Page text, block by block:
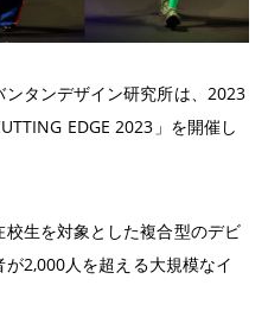
タンデザイン研究所は、2023
EDGE 2023」を開催し
生を対象とした複合型のデビ
2,000人を超える大規模なイ